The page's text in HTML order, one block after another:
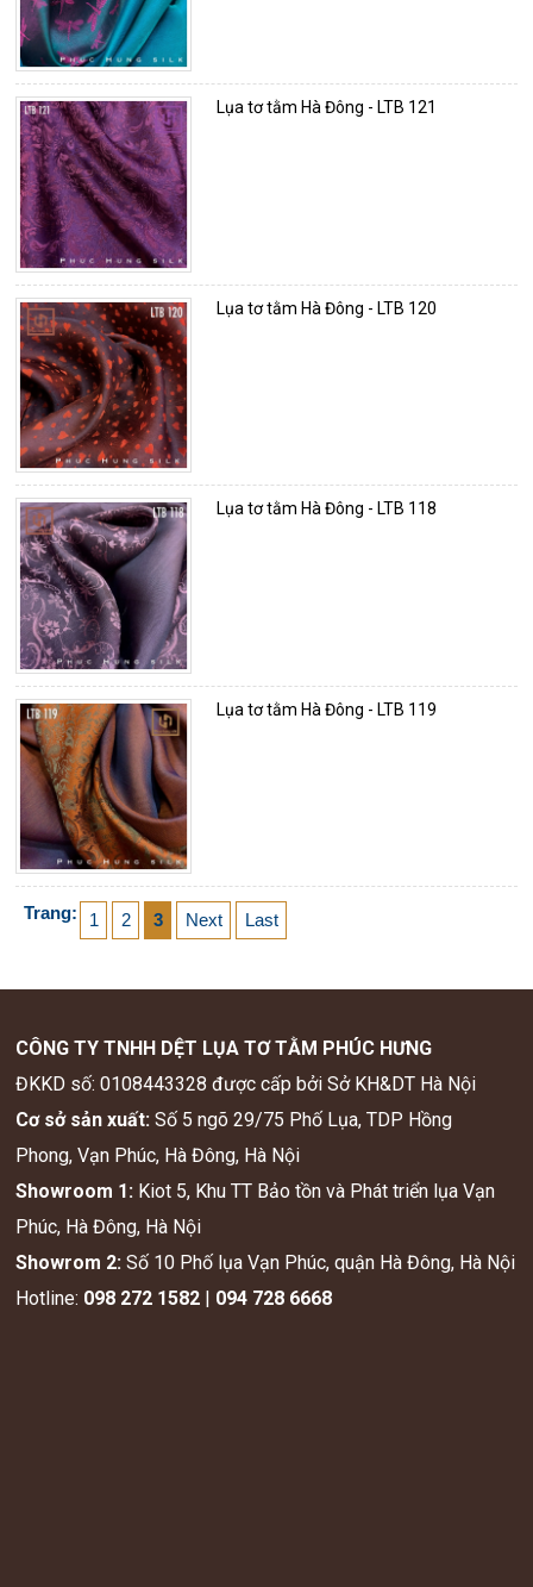
Lụa tơ tằm Hà Đông - LTB 121
Lụa tơ tằm Hà Đông - LTB 120
Lụa tơ tằm Hà Đông - LTB 118
Lụa tơ tằm Hà Đông - LTB 119
Trang: 1 2 3 Next Last
CÔNG TY TNHH DỆT LỤA TƠ TẰM PHÚC HƯNG
ĐKKD số: 0108443328 được cấp bởi Sở KH&DT Hà Nội
Cơ sở sản xuất: Số 5 ngõ 29/75 Phố Lụa, TDP Hồng
Phong, Vạn Phúc, Hà Đông, Hà Nội
Showroom 1: Kiot 5, Khu TT Bảo tồn và Phát triển lụa Vạn
Phúc, Hà Đông, Hà Nội
Showrom 2:Số 10 Phố lụa Vạn Phúc, quận Hà Đông, Hà Nội
Hotline: 098 272 1582 | 094 728 6668